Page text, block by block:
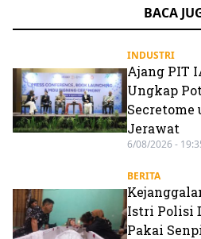
BACA
INDUSTRI
Ajang PIT
Ungkap
Secretome
Jerawat
6/08/2026 -
BERITA
Istri Polisi
Pakai